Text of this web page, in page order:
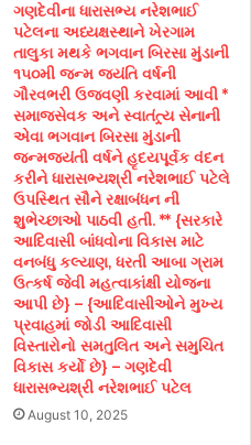
ગણદેવીના ધારાસભ્ય નરેશભાઈ
પટેલના અધ્યક્ષસ્થાને ખેરગામ
તાલુકા મથકે ભગવાન બિરસા મુંડાની
૧૫૦મી જન્મ જયંતિ વર્ષની
ગૌરવભરી ઉજવણી કરવામાં આવી *
સમાજસેવક અને સ્વાતંત્ર્ય સેનાની
એવા ભગવાન બિરસા મુંડાની
જન્મજયંતી વર્ષને હૃદયપૂર્વક વંદન
કરીને ધારાસભ્યશ્રી નરેશભાઈ પટેલે
ઉપસ્થિત સૌને રક્ષાબંધન ની
શુભેચ્છાઓ પાઠવી હતી. ** {સરકારે
આદિવાસી બાંધવોના વિકાસ માટે
વનબંધુ કલ્યાણ, ધરતી આબા ગ્રામ
ઉત્કર્ષ જેવી મહત્વાકાંક્ષી યોજના
આપી છે} – {આદિવાસીઓને મુખ્ય
પ્રવાહમાં જોડી આદિવાસી
વિસ્તારોનો સમતુલિત અને સમુચિત
વિકાસ કર્યો છે} – ગણદેવી
ધારાસભ્યશ્રી નરેશભાઈ પટેલ
August 10, 2025